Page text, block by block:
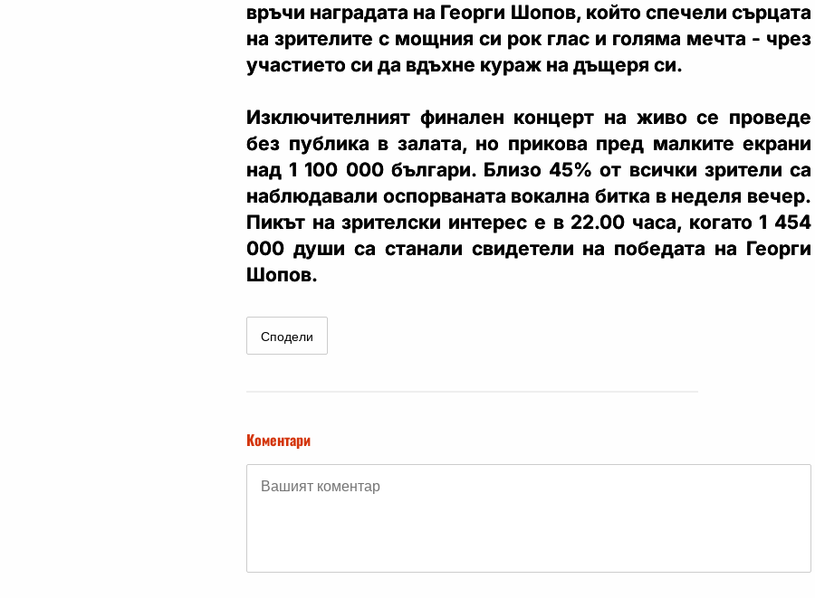
връчи наградата на Георги Шопов, който спечели сърцата
на зрителите с мощния си рок глас и голяма мечта - чрез
участието си да вдъхне кураж на дъщеря си.
Изключителният финален концерт на живо се проведе
без публика в залата, но прикова пред малките екрани
над 1 100 000 българи. Близо 45% от всички зрители са
наблюдавали оспорваната вокална битка в неделя вечер.
Пикът на зрителски интерес е в 22.00 часа, когато 1 454
000 души са станали свидетели на победата на Георги
Шопов.
Сподели
Коментари